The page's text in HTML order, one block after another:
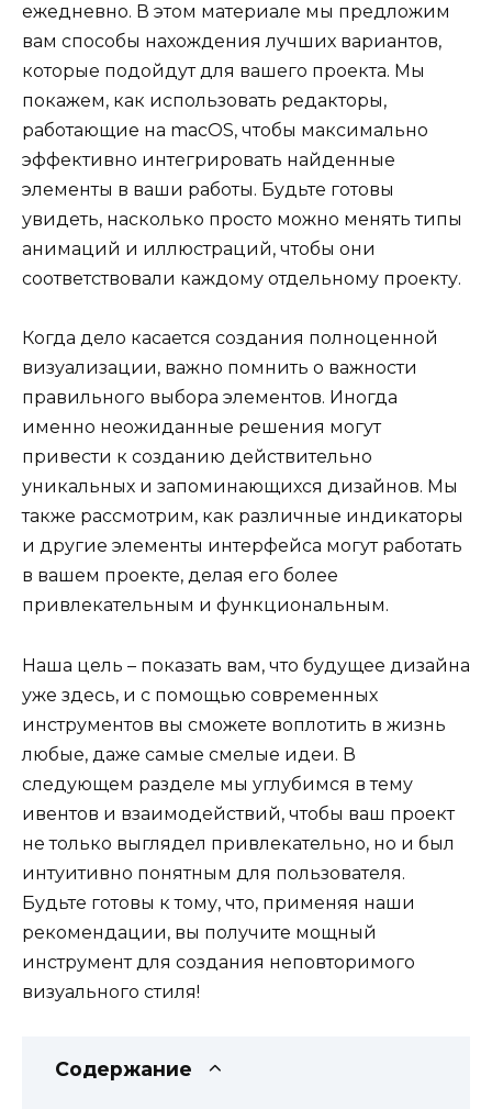
ежедневно. В этом материале мы предложим
вам способы нахождения лучших вариантов,
которые подойдут для вашего проекта. Мы
покажем, как использовать редакторы,
работающие на macOS, чтобы максимально
эффективно интегрировать найденные
элементы в ваши работы. Будьте готовы
увидеть, насколько просто можно менять типы
анимаций и иллюстраций, чтобы они
соответствовали каждому отдельному проекту.
Когда дело касается создания полноценной
визуализации, важно помнить о важности
правильного выбора элементов. Иногда
именно неожиданные решения могут
привести к созданию действительно
уникальных и запоминающихся дизайнов. Мы
также рассмотрим, как различные индикаторы
и другие элементы интерфейса могут работать
в вашем проекте, делая его более
привлекательным и функциональным.
Наша цель – показать вам, что будущее дизайна
уже здесь, и с помощью современных
инструментов вы сможете воплотить в жизнь
любые, даже самые смелые идеи. В
следующем разделе мы углубимся в тему
ивентов и взаимодействий, чтобы ваш проект
не только выглядел привлекательно, но и был
интуитивно понятным для пользователя.
Будьте готовы к тому, что, применяя наши
рекомендации, вы получите мощный
инструмент для создания неповторимого
визуального стиля!
Содержание